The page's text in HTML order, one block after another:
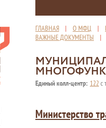
ГЛАВНАЯ | О МФЦ |
ВАЖНЫЕ ДОКУМЕНТЫ
Единый колл-центр: 122с
Министерство